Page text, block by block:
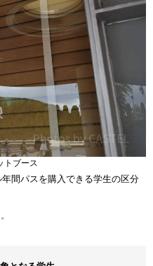
トブース
間パスを購入できる学生の区分